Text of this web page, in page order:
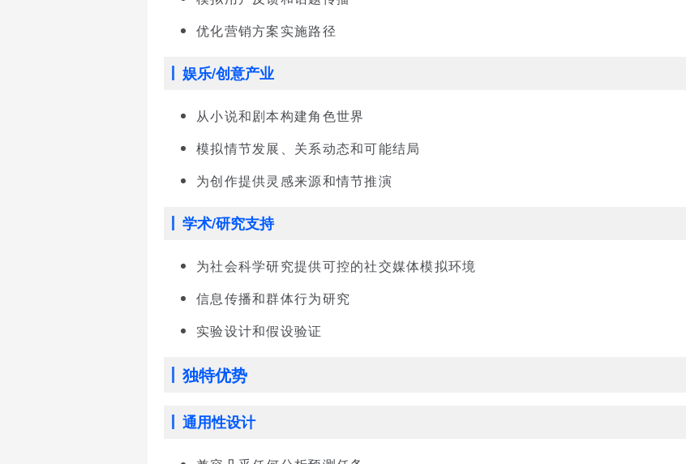
优化营销方案实施路径
娱乐/创意产业
从小说和剧本构建角色世界
模拟情节发展、关系动态和可能结局
为创作提供灵感来源和情节推演
学术/研究支持
为社会科学研究提供可控的社交媒体模拟环境
信息传播和群体行为研究
实验设计和假设验证
独特优势
通用性设计